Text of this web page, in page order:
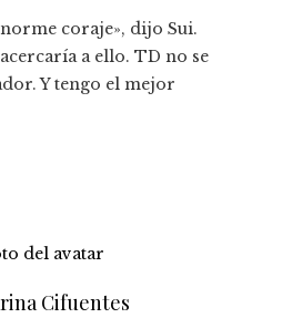
coraje», dijo Sui.
a ello. TD no se
Y tengo el mejor
Cifuentes